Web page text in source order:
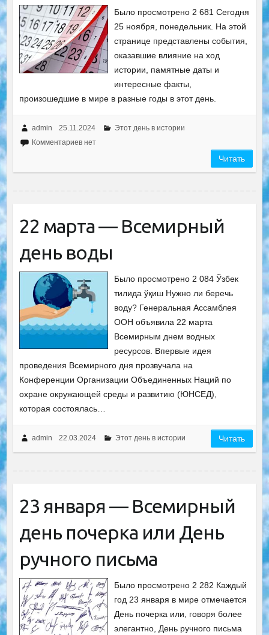
Было просмотрено 2 681 Сегодня
25 ноября, понедельник. На этой
странице представлены события,
оказавшие влияние на ход
истории, памятные даты и
интересные факты,
произошедшие в мире в разные годы в этот день.
admin 25.11.2024
Этот день в истории
Комментариев нет
Читать
22 марта — Всемирный
день воды
Было просмотрено 2 084 Ўзбек
тилида ўқиш Нужно ли беречь
воду? Генеральная Ассамблея
ООН объявила 22 марта
Всемирным днем водных
ресурсов. Впервые идея
проведения Всемирного дня прозвучала на
Конференции Организации Объединенных Наций по
охране окружающей среды и развитию (ЮНСЕД),
которая состоялась…
admin 22.03.2024 Этот день в истории Читать
23 января — Всемирный
день почерка или День
ручного письма
Было просмотрено 2 282 Каждый
год 23 января в мире отмечается
День почерка или, говоря более
элегантно, День ручного письма